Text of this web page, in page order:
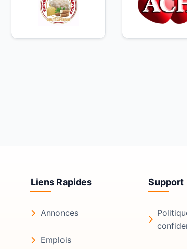
Liens Rapides
Annonces
Emplois
Support